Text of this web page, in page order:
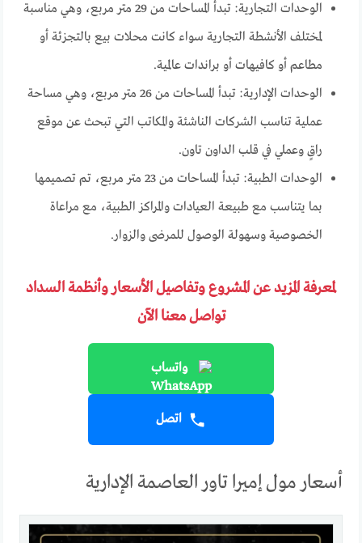
الوحدات التجارية: تبدأ المساحات من 29 متر مربع، وهي مناسبة
لمختلف الأنشطة التجارية سواء كانت محلات بيع بالتجزئة أو
مطاعم أو كافيهات أو براندات عالمية.
الوحدات الإدارية: تبدأ المساحات من 26 متر مربع، وهي مساحة
عملية تناسب الشركات الناشئة والمكاتب التي تبحث عن موقع
راقٍ وعملي في قلب الداون تاون.
الوحدات الطبية: تبدأ المساحات من 23 متر مربع، تم تصميمها
بما يتناسب مع طبيعة العيادات والمراكز الطبية، مع مراعاة
الخصوصية وسهولة الوصول للمرضى والزوار.
لمعرفة المزيد عن المشروع وتفاصيل الأسعار وأنظمة السداد
تواصل معنا الآن
واتساب
اتصل
أسعار مول إميرا تاور العاصمة الإدارية